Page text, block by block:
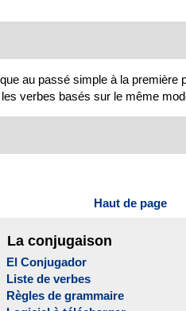
au passé simple à la
verbes basés sur le même
Haut de page
La conjugaison
El Conjugador
Liste de verbes
Règles de grammaire